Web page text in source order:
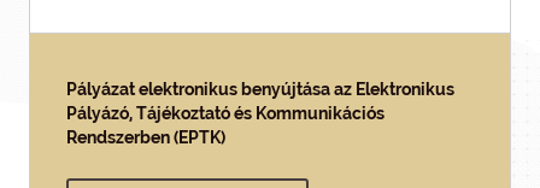
Pályázat elektronikus benyújtása az Elektronikus
Pályázó, Tájékoztató és Kommunikációs
Rendszerben (EPTK)